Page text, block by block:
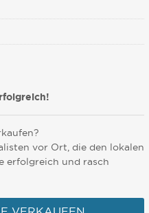
vor Ort, die den lokalen
erfolgreich und rasch